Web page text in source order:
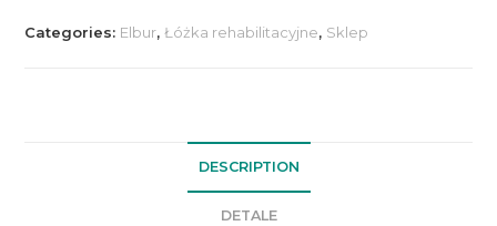
Categories: Elbur,Łóżka rehabilitacyjne, Sklep
DESCRIPTION
DETALE